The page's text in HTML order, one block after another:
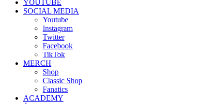
YOUTUBE
SOCIAL MEDIA
Youtube
Instagram
Twitter
Facebook
TikTok
MERCH
Shop
Classic Shop
Fanatics
ACADEMY